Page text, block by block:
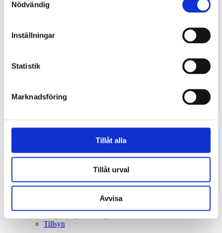
Nödvändig
Inställningar
Statistik
Marknadsföring
Tillåt alla
Tillåt urval
Avvisa
Lediga tjänster
Examensarbeten
Hej alla vattenhjältar!
Press
Grafisk profil
Så här hanterar Gryaab dina personuppgifter
Kontakta oss
Tillsyn